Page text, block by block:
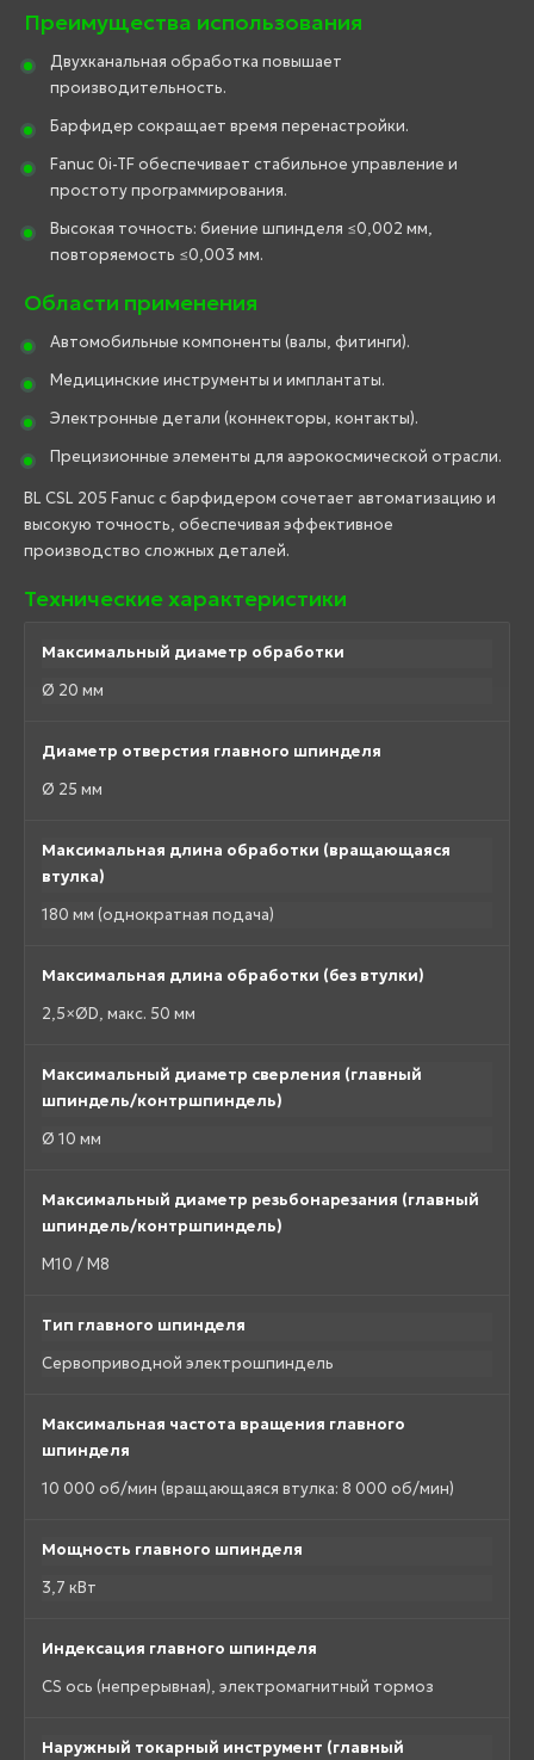
Преимущества использования
Двухканальная обработка повышает
производительность.
Барфидер сокращает время перенастройки.
Fanuc 0i-TF обеспечивает стабильное управление и
простоту программирования.
Высокая точность: биение шпинделя ≤0,002 мм,
повторяемость ≤0,003 мм.
Области применения
Автомобильные компоненты (валы, фитинги).
Медицинские инструменты и имплантаты.
Электронные детали (коннекторы, контакты).
Прецизионные элементы для аэрокосмической отрасли.
BL CSL 205 Fanuc с барфидером сочетает автоматизацию и
высокую точность, обеспечивая эффективное
производство сложных деталей.
Технические характеристики
Максимальный диаметр обработки
Ø 20 мм
Диаметр отверстия главного шпинделя
Ø 25 мм
Максимальная длина обработки (вращающаяся
втулка)
180 мм (однократная подача)
Максимальная длина обработки (без втулки)
2,5×ØD, макс. 50 мм
Максимальный диаметр сверления (главный
шпиндель/контршпиндель)
Ø 10 мм
Максимальный диаметр резьбонарезания (главный
шпиндель/контршпиндель)
M10 / M8
Тип главного шпинделя
Сервоприводной электрошпиндель
Максимальная частота вращения главного
шпинделя
10 000 об/мин (вращающаяся втулка: 8 000 об/мин)
Мощность главного шпинделя
3,7 кВт
Индексация главного шпинделя
CS ось (непрерывная), электромагнитный тормоз
Наружный токарный инструмент (главный